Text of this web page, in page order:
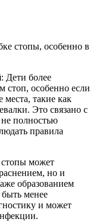
стопы, особенно в
: Дети более
особенно если
такие как
Это связано с
полностью
правила
стопы может
но и
образованием
менее
и может